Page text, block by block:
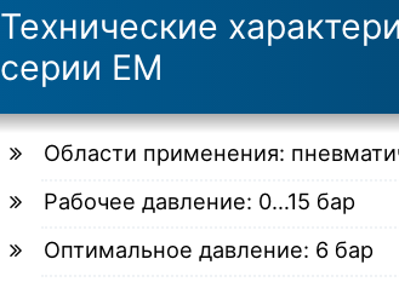
Технические
серии EM
Области применения:
Рабочее давление: 0…15 бар
Оптимальное давление: 6 бар